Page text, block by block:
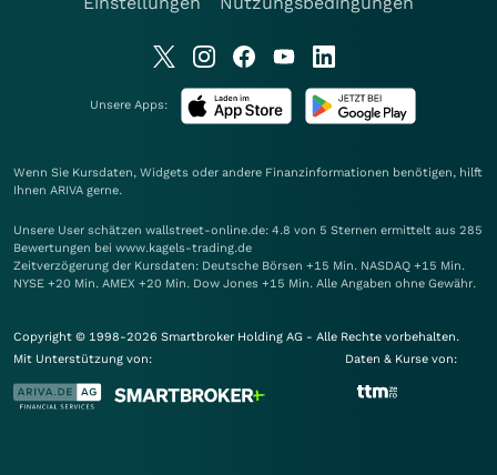
Unsere Apps:
Wenn Sie Kursdaten, Widgets oder andere Finanzinformationen benötigen, hilft
Ihnen ARIVA gerne.
Unsere User schätzen wallstreet-online.de: 4.8 von 5 Sternen ermittelt aus 285
Bewertungen bei www.kagels-trading.de
Zeitverzögerung der Kursdaten: Deutsche Börsen +15 Min. NASDAQ +15 Min.
NYSE +20 Min. AMEX +20 Min. Dow Jones +15 Min. Alle Angaben ohne Gewähr.
Copyright © 1998-2026 Smartbroker Holding AG - Alle Rechte vorbehalten.
Mit Unterstützung von:
Daten & Kurse von: